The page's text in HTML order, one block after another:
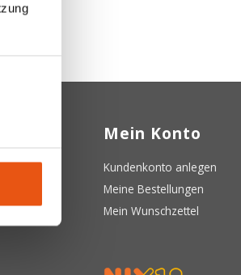
Mein Konto
Kundenkonto anlegen
Meine Bestellungen
Mein Wunschzettel